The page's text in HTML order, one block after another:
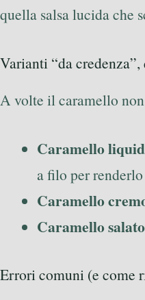
quella salsa lucida che
Varianti “da
A volte il caramello
Caramello
a filo per
Caramello
Caramello salato
Errori comuni (e come